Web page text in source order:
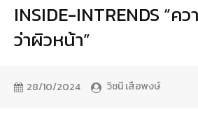
INSIDE-INTRENDS “ค
ว่าผิวหน้า”
28/10/2024 วิชนี เสือพงษ์